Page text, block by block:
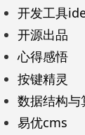
开发工具
开源出品
心得感悟
按键精灵
数据结构与
易优cms